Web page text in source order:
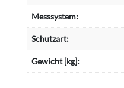
Messsystem:
Schutzart:
Gewicht [kg]: